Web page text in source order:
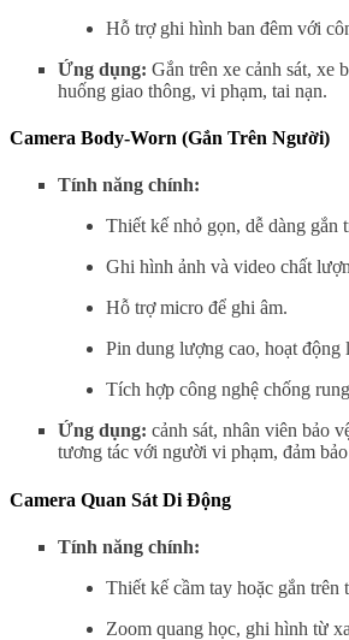
Hỗ trợ ghi hình ban đêm với
Ứng dụng: Gắn trên xe cảnh sát, xe
huống giao thông, vi phạm, tai nạn.
Camera Body-Worn (Gắn Trên Người)
Tính năng chính:
Thiết kế nhỏ gọn, dễ dàng gắn
Ghi hình ảnh và video chất
Hỗ trợ micro để ghi âm.
Pin dung lượng cao, hoạt động
Tích hợp công nghệ chống
Ứng dụng: cảnh sát, nhân viên bảo
tương tác với người vi phạm, đảm
Camera Quan Sát Di Động
Tính năng chính:
Thiết kế cầm tay hoặc gắn trên
Zoom quang học, ghi hình từ